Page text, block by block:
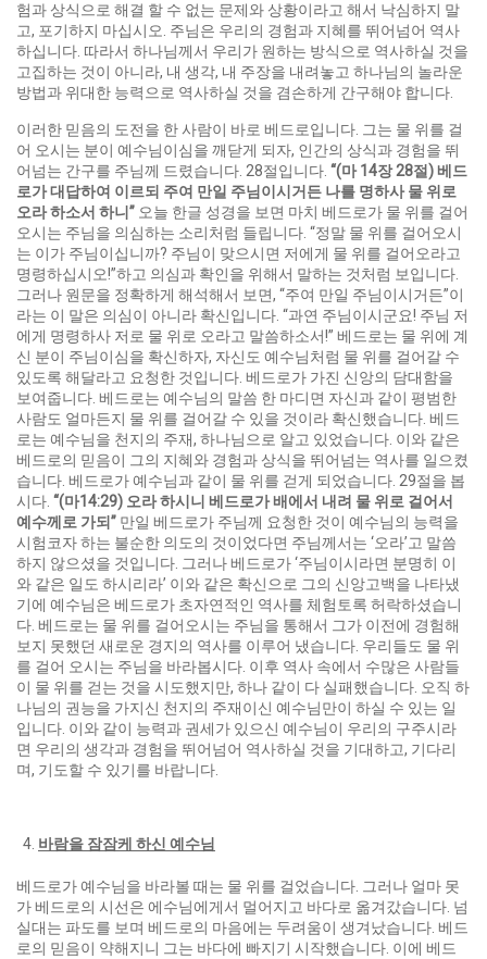
험과 상식으로 해결 할 수 없는 문제와 상황이라고 해서 낙심하지 말
고, 포기하지 마십시오. 주님은 우리의 경험과 지혜를 뛰어넘어 역사
하십니다. 따라서 하나님께서 우리가 원하는 방식으로 역사하실 것을
고집하는 것이 아니라, 내 생각, 내 주장을 내려놓고 하나님의 놀라운
방법과 위대한 능력으로 역사하실 것을 겸손하게 간구해야 합니다.
이러한 믿음의 도전을 한 사람이 바로 베드로입니다. 그는 물 위를 걸
어 오시는 분이 예수님이심을 깨닫게 되자, 인간의 상식과 경험을 뛰
어넘는 간구를 주님께 드렸습니다. 28절입니다. “(마14장28절 )베드
로가 대답하여 이르되 주여 만일 주님이시거든 나를 명하사 물 위로
오라 하소서 하니 ” 오늘 한글 성경을 보면 마치 베드로가 물 위를 걸어
오시는 주님을 의심하는 소리처럼 들립니다. “정말 물 위를 걸어오시
는 이가 주님이십니까? 주님이 맞으시면 저에게 물 위를 걸어오라고
명령하십시오!”하고 의심과 확인을 위해서 말하는 것처럼 보입니다.
그러나 원문을 정확하게 해석해서 보면, “주여 만일 주님이시거든”이
라는 이 말은 의심이 아니라 확신입니다. “과연 주님이시군요! 주님 저
에게 명령하사 저로 물 위로 오라고 말씀하소서!” 베드로는 물 위에 계
신 분이 주님이심을 확신하자, 자신도 예수님처럼 물 위를 걸어갈 수
있도록 해달라고 요청한 것입니다. 베드로가 가진 신앙의 담대함을
보여줍니다. 베드로는 예수님의 말씀 한 마디면 자신과 같이 평범한
사람도 얼마든지 물 위를 걸어갈 수 있을 것이라 확신했습니다. 베드
로는 예수님을 천지의 주재, 하나님으로 알고 있었습니다. 이와 같은
베드로의 믿음이 그의 지혜와 경험과 상식을 뛰어넘는 역사를 일으켰
습니다. 베드로가 예수님과 같이 물 위를 걷게 되었습니다. 29절을 봅
시다. “(마14:29) 오라 하시니 베드로가 배에서 내려 물 위로 걸어서
예수께로 가되” 만일 베드로가 주님께 요청한 것이 예수님의 능력을
시험코자 하는 불순한 의도의 것이었다면 주님께서는 ‘오라’고 말씀
하지 않으셨을 것입니다. 그러나 베드로가 ‘주님이시라면 분명히 이
와 같은 일도 하시리라’ 이와 같은 확신으로 그의 신앙고백을 나타냈
기에 예수님은 베드로가 초자연적인 역사를 체험토록 허락하셨습니
다. 베드로는 물 위를 걸어오시는 주님을 통해서 그가 이전에 경험해
보지 못했던 새로운 경지의 역사를 이루어 냈습니다. 우리들도 물 위
를 걸어 오시는 주님을 바라봅시다. 이후 역사 속에서 수많은 사람들
이 물 위를 걷는 것을 시도했지만, 하나 같이 다 실패했습니다. 오직 하
나님의 권능을 가지신 천지의 주재이신 예수님만이 하실 수 있는 일
입니다. 이와 같이 능력과 권세가 있으신 예수님이 우리의 구주시라
면 우리의 생각과 경험을 뛰어넘어 역사하실 것을 기대하고, 기다리
며, 기도할 수 있기를 바랍니다.
바람을 잠잠케 하신 예수님
베드로가 예수님을 바라볼 때는 물 위를 걸었습니다. 그러나 얼마 못
가 베드로의 시선은 에수님에게서 멀어지고 바다로 옮겨갔습니다. 넘
실대는 파도를 보며 베드로의 마음에는 두려움이 생겨났습니다. 베드
로의 믿음이 약해지니 그는 바다에 빠지기 시작했습니다. 이에 베드